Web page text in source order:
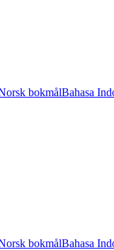
bokmålBahasa
bokmålBahasa